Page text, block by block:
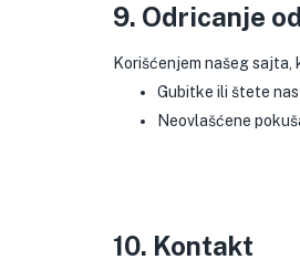
9. Odricanje
Korišćenjem našeg
Gubitke ili štete
Neovlašćene
10. Kontakt